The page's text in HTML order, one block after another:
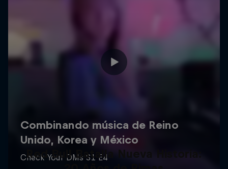
Red Bull Batalla Nueva Historia: